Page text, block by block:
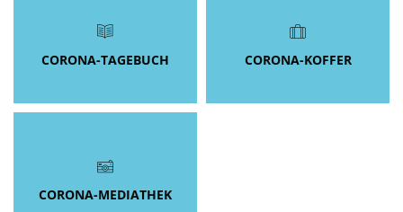
CORONA-TAGEBUCH CORONA-KOFFER
CORONA-MEDIATHEK